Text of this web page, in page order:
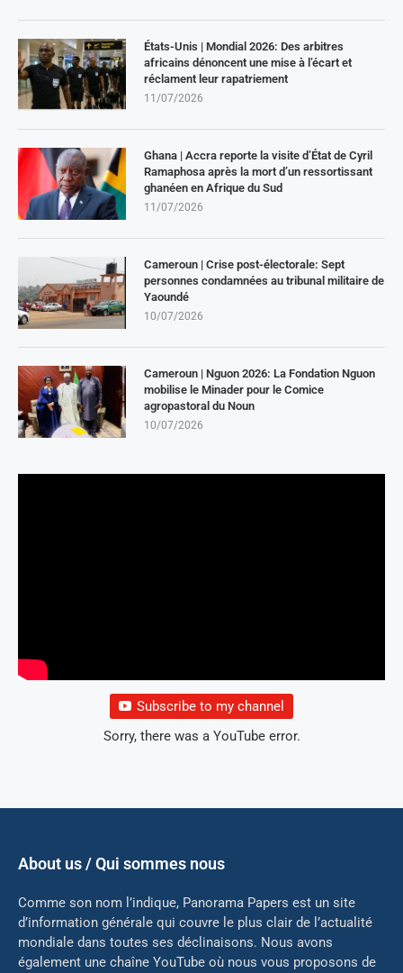
États-Unis | Mondial 2026: Des arbitres
africains dénoncent une mise à l’écart et
réclament leur rapatriement
11/07/2026
Ghana | Accra reporte la visite d’État de Cyril
Ramaphosa après la mort d’un ressortissant
ghanéen en Afrique du Sud
11/07/2026
Cameroun | Crise post-électorale: Sept
personnes condamnées au tribunal militaire de
Yaoundé
10/07/2026
Cameroun | Nguon 2026: La Fondation Nguon
mobilise le Minader pour le Comice
agropastoral du Noun
10/07/2026
Subscribe to my channel
Sorry, there was a YouTube error.
About us / Qui sommes nous
Comme son nom l’indique, Panorama Papers est un site
d’information générale qui couvre le plus clair de l’actualité
mondiale dans toutes ses déclinaisons. Nous avons
également une chaîne YouTube où nous vous proposons de